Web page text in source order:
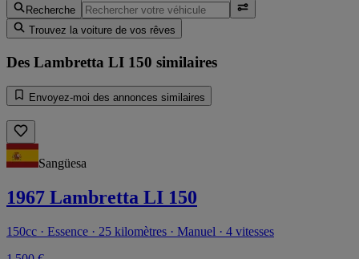
Recherche
Trouvez la voiture de vos rêves
Des Lambretta LI 150 similaires
Envoyez-moi des annonces similaires
Sangüesa
1967 Lambretta LI 150
150cc · Essence · 25 kilomètres · Manuel · 4 vitesses